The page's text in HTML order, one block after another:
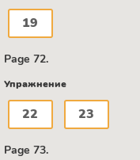
19
Page 72.
Упражнение
22 23
Page 73.